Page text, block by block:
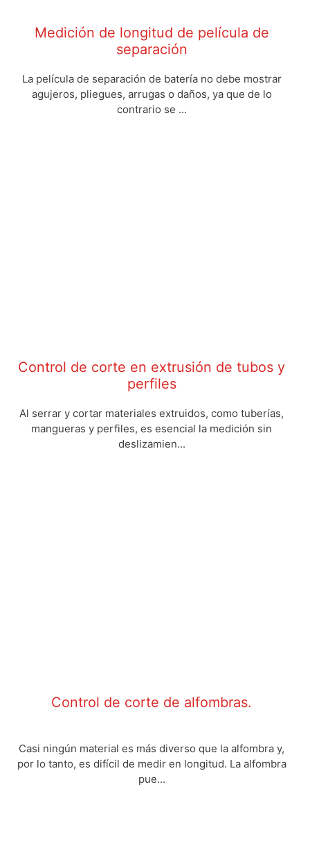
Medición de longitud de película de
separación
La película de separación de batería no debe mostrar
agujeros, pliegues, arrugas o daños, ya que de lo
contrario se ...
Control de corte en extrusión de tubos y
perfiles
Al serrar y cortar materiales extruidos, como tuberías,
mangueras y perfiles, es esencial la medición sin
deslizamien...
Control de corte de alfombras.
Casi ningún material es más diverso que la alfombra y,
por lo tanto, es difícil de medir en longitud. La alfombra
pue...